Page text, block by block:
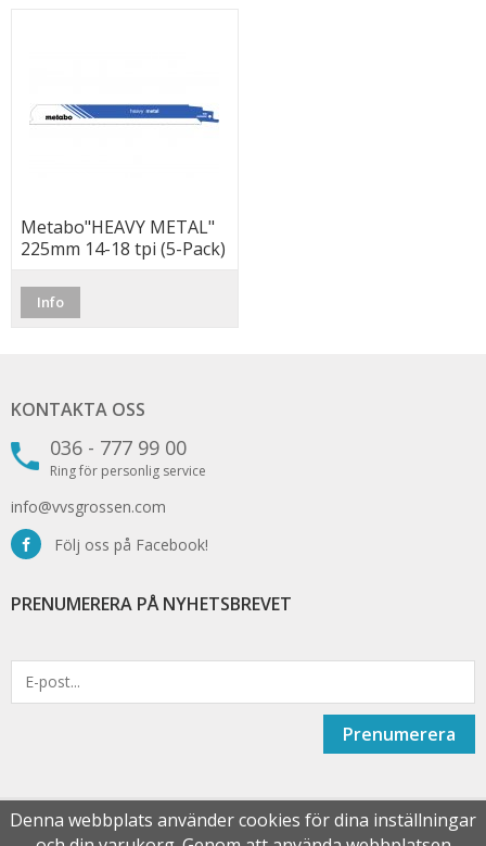
Metabo"HEAVY METAL"
225mm 14-18 tpi (5-Pack)
Info
KONTAKTA OSS
036 - 777 99 00
Ring för personlig service
info@vvsgrossen.com
Följ oss på Facebook!
PRENUMERERA PÅ NYHETSBREVET
Prenumerera
Denna webbplats använder cookies för dina inställningar